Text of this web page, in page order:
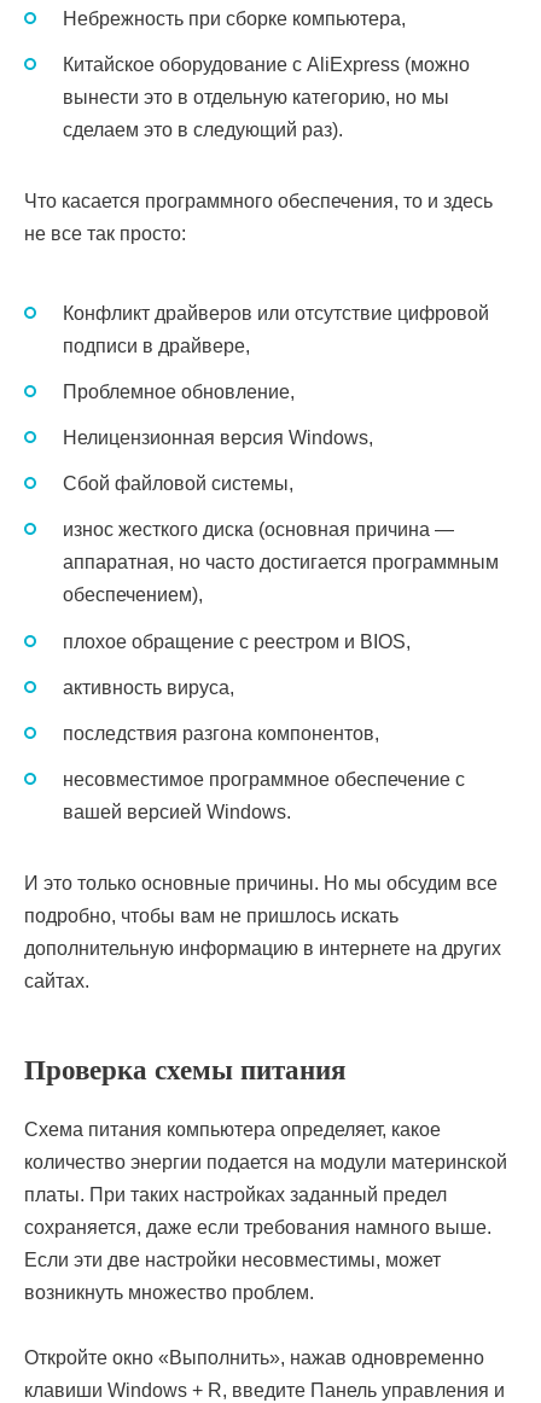
Небрежность при сборке компьютера,
Китайское оборудование с AliExpress (можно
вынести это в отдельную категорию, но мы
сделаем это в следующий раз).
Что касается программного обеспечения, то и здесь
не все так просто:
Конфликт драйверов или отсутствие цифровой
подписи в драйвере,
Проблемное обновление,
Нелицензионная версия Windows,
Сбой файловой системы,
износ жесткого диска (основная причина —
аппаратная, но часто достигается программным
обеспечением),
плохое обращение с реестром и BIOS,
активность вируса,
последствия разгона компонентов,
несовместимое программное обеспечение с
вашей версией Windows.
И это только основные причины. Но мы обсудим все
подробно, чтобы вам не пришлось искать
дополнительную информацию в интернете на других
сайтах.
Проверка схемы питания
Схема питания компьютера определяет, какое
количество энергии подается на модули материнской
платы. При таких настройках заданный предел
сохраняется, даже если требования намного выше.
Если эти две настройки несовместимы, может
возникнуть множество проблем.
Откройте окно «Выполнить», нажав одновременно
клавиши Windows + R, введите Панель управления и